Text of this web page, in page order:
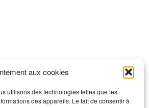
aux cookies
utilisons des technologies telles que les
des appareils. Le fait de consentir à